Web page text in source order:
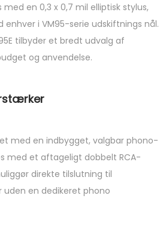
med en 0,3 x 0,7 mil elliptisk stylus,
i VM95-serie udskiftnings nål.
tilbyder et bredt udvalg af
og anvendelse.
med en indbygget, valgbar phono-
med et aftageligt dobbelt RCA-
direkte tilslutning til
en dedikeret phono